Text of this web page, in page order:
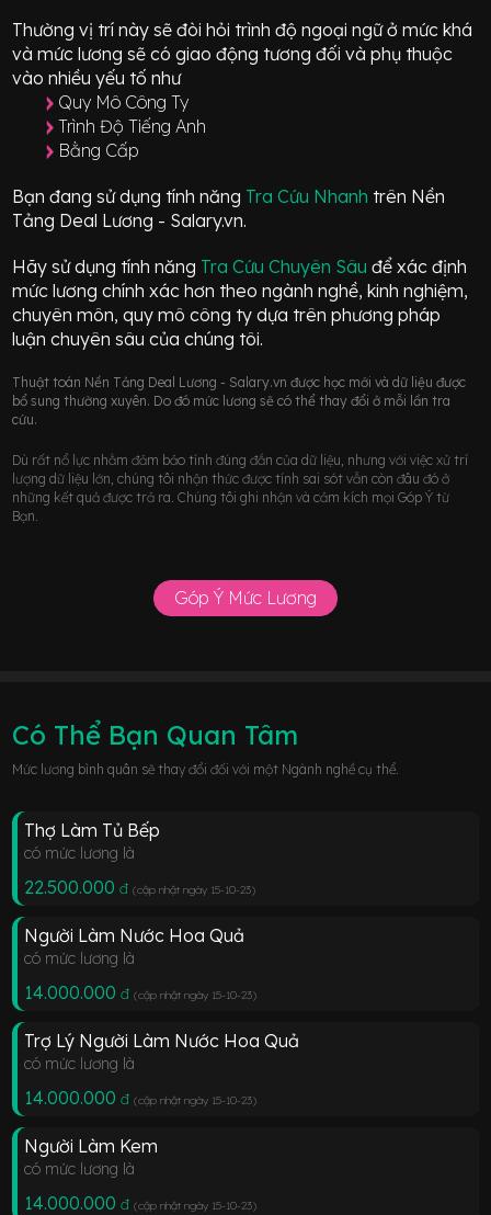
Thường vị trí này sẽ đòi hỏi trình độ ngoại ngữ ở mứckhá
và mức lương sẽ có giao động tương đối và phụ thuộc
vào nhiều yếu tố như
Quy Mô Công Ty
Trình Độ Tiếng Anh
Bằng Cấp
Bạn đang sử dụng tính năng Tra Cứu Nhanh trên Nền
Tảng Deal Lương - Salary.vn.
Hãy sử dụng tính năng Tra Cứu Chuyên Sâuđể xác định
mức lương chính xác hơn theo ngành nghề, kinh nghiệm,
chuyên môn, quy mô công ty dựa trên phương pháp
luận chuyên sâu của chúng tôi.
Thuật toán Nền Tảng Deal Lương - Salary.vn được học mới và dữ liệu được
bổ sung thường xuyên. Do đó mức lương sẽ có thể thay đổi ở mỗi lần tra
cứu.
Dù rất nổ lực nhằm đảm bảo tính đúng đắn của dữ liệu, nhưng với việc xử trí
lượng dữ liệu lớn, chúng tôi nhận thức được tính sai sót vẫn còn đâu đó ở
những kết quả được trả ra. Chúng tôi ghi nhận và cảm kích mọi Góp Ý từ
Bạn.
Góp Ý Mức Lương
Có Thể Bạn Quan Tâm
Mức lương bình quân sẽ thay đổi đối với một Ngành nghề cụ thể.
Thợ Làm Tủ Bếp
có mức lương là
22.500.000 đ (cập nhật ngày 15-10-23)
Người Làm Nước Hoa Quả
có mức lương là
14.000.000 đ (cập nhật ngày 15-10-23)
Trợ Lý Người Làm Nước Hoa Quả
có mức lương là
14.000.000 đ (cập nhật ngày 15-10-23)
Người Làm Kem
có mức lương là
14.000.000 đ (cập nhật ngày 15-10-23)